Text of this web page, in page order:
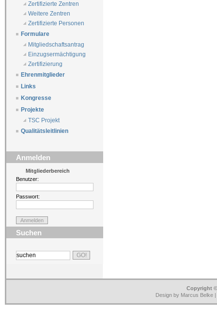
Zertifizierte Zentren
Weitere Zentren
Zertifizierte Personen
Formulare
Mitgliedschaftsantrag
Einzugsermächtigung
Zertifizierung
Ehrenmitglieder
Links
Kongresse
Projekte
TSC Projekt
Qualitätsleitlinien
Anmelden
Mitgliederbereich
Benutzer:
Passwort:
Suchen
Copyright
Design by Marcus Belke